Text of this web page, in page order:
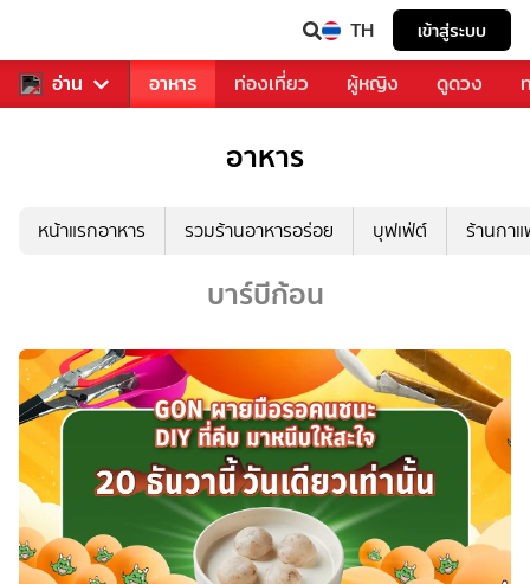
TH เข้าสู่ระบบ
อ่าน
รวงการเพลง อาหาร ท่องเที่ยว ผู้หญิง ดูดวง
อาหาร
หน้าแรกอาหาร รวมร้านอาหารอร่อย บุฟเฟ่ต์ ร้านกา
บาร์บีก้อน